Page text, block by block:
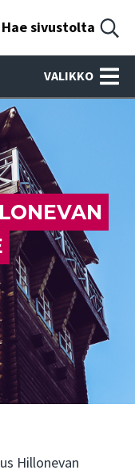
Hae sivustolta
VALIKKO
Hillonevan